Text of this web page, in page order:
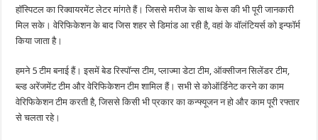
हॉस्पिटल का रिक्वायरमेंट लेटर मांगते हैं। जिससे मरीज के साथ केस की भी पूरी जानकारी
मिल सके। वेरिफिकेशन के बाद जिस शहर से डिमांड आ रही है, वहां के वॉलंटियर्स को इन्फॉर्म
किया जाता है।
हमने 5 टीम बनाई हैं। इसमें बेड रिस्पॉन्स टीम, प्लाज्मा डेटा टीम, ऑक्सीजन सिलेंडर टीम,
ब्ल्ड अरेंजमेंट टीम और वेरिफिकेशन टीम शामिल हैं। सभी से कोऑर्डिनेट करने का काम
वेरिफिकेशन टीम करती है, जिससे किसी भी प्रकार का कन्फ्यूजन न हो और काम पूरी रफ्तार
से चलता रहे।